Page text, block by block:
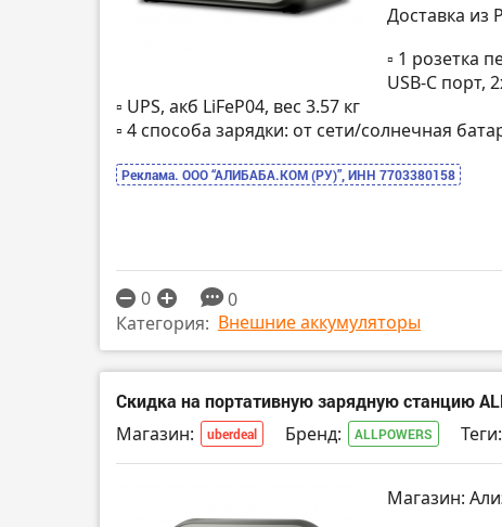
Доставка из
▫️ 1 розетка
USB-C порт,
▫️ UPS, акб LiFeP04, вес 3.57 кг
▫️ 4 способа зарядки: от сети/солнечная
Реклама. ООО “АЛИБАБА.КОМ (РУ)”, ИНН 7703380158
0
0
Категория: Внешние аккумуляторы
Скидка на портативную зарядную станцию
Магазин: uberdeal Бренд: ALLPOWERS Теги:
Магазин: